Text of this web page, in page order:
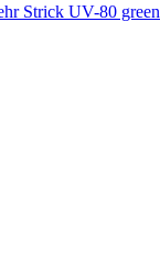
Strick UV-80 green